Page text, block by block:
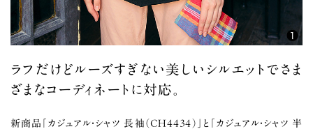
ラフだけどルーズすぎない美しいシルエットでさま
ざまなコーディネートに対応。
新商品「カジュアル・シャツ 長袖（CH4434）」と「カジュアル・シャツ 半